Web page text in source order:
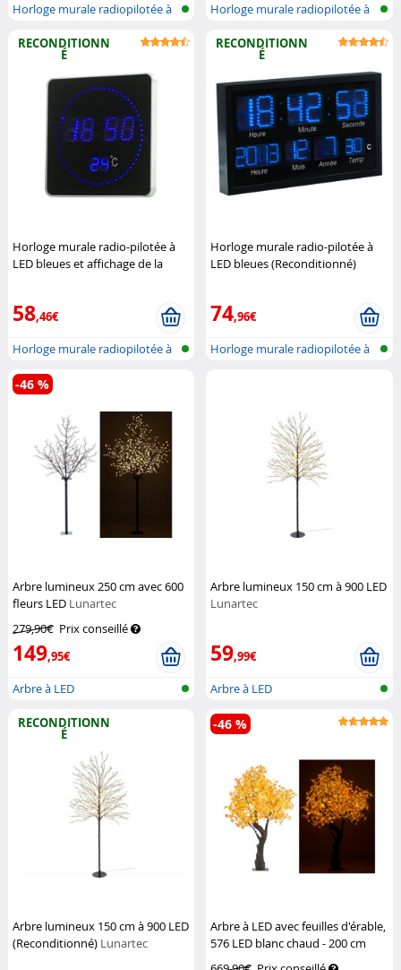
Horloge murale radiopilotée à
Horloge murale radiopilotée à
RECONDITIONN
É
Horloge murale radio-pilotée à
LED bleues et affichage de la
58,46€
Horloge murale radiopilotée à
LED a...
RECONDITIONN
É
Horloge murale radio-pilotée à
LED bleues (Reconditionné)
74,96€
Horloge murale radiopilotée à
Arbre lumineux 250 cm avec 600
fleurs LED Lunartec
279,90€ Prix conseillé
149,95€
-46 %
Arbre à LED
Arbre lumineux 150 cm à 900 LED
Lunartec
59,99€
Arbre à LED
RECONDITIONN
É
Arbre lumineux 150 cm à 900 LED
(Reconditionné) Lunartec
Arbre à LED avec feuilles d'érable,
576 LED blanc chaud - 200 cm
-46 %